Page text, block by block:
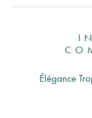
Élégance